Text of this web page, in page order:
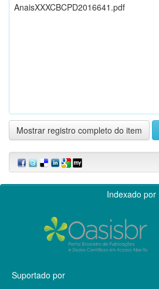
AnaisXXXCBCPD2016641.pdf
Mostrar registro completo do item
Indexado por
Suportado por